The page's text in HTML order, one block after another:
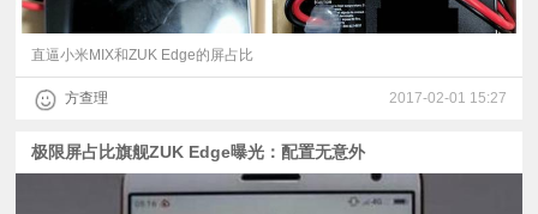
直逼小米MIX和ZUK Edge的屏占比
方查理 2017-02-01 15:27
极限屏占比旗舰ZUK Edge曝光：配置无意外